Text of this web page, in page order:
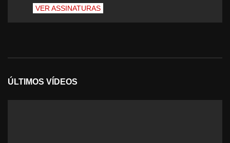
VER ASSINATURAS
ÚLTIMOS VÍDEOS